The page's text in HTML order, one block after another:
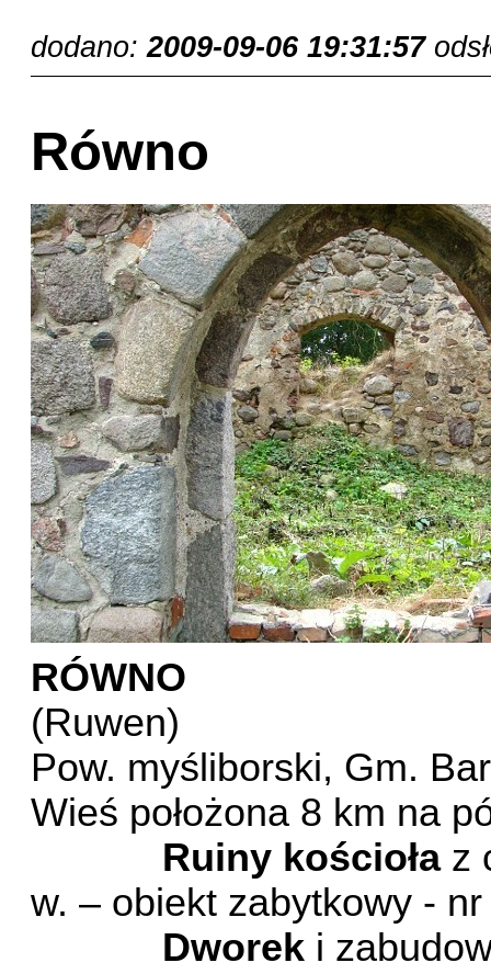
dodano:2009-09-06 19:31:57
Równo
RÓWNO
(Ruwen)
Pow. myśliborski, Gm.
Wieś położona 8 km na
Ruiny kościołaz
w. – obiekt zabytkowy -
Dworek i